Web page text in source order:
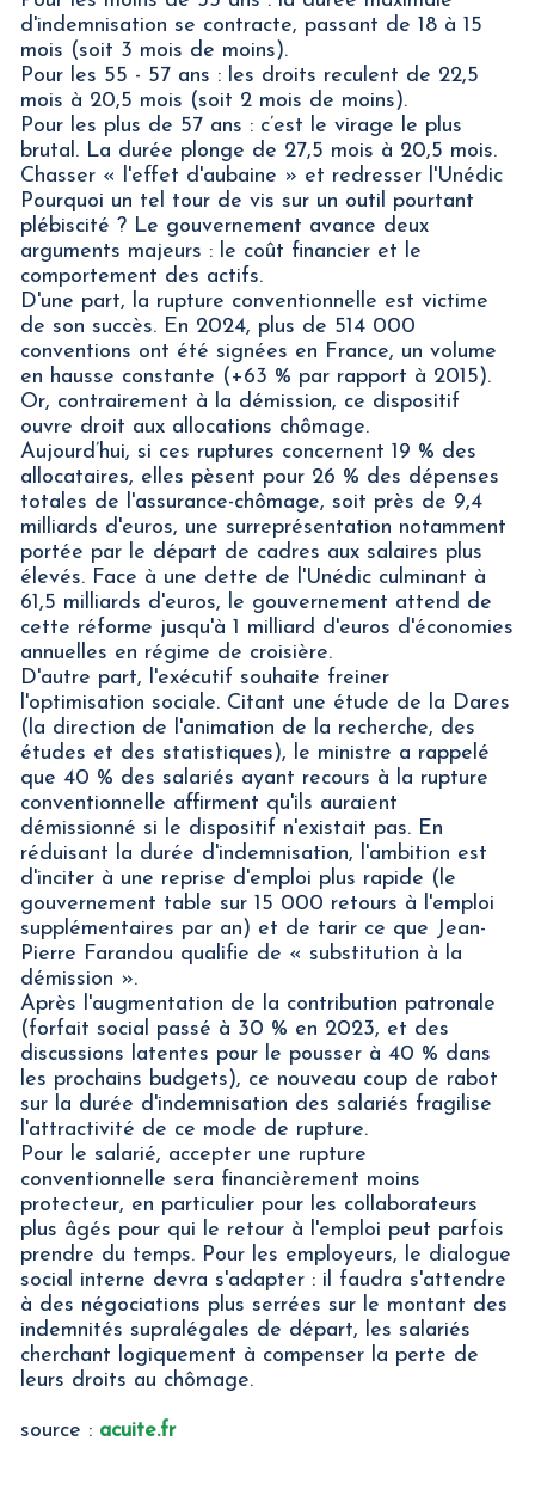
d'indemnisation se contracte, passant de 18 à 15
mois (soit 3 mois de moins).
Pour les 55 - 57 ans : les droits reculent de 22,5
mois à 20,5 mois (soit 2 mois de moins).
Pour les plus de 57 ans : c’est le virage le plus
brutal. La durée plonge de 27,5 mois à 20,5 mois.
Chasser « l'effet d'aubaine » et redresser l'Unédic
Pourquoi un tel tour de vis sur un outil pourtant
plébiscité ? Le gouvernement avance deux
arguments majeurs : le coût financier et le
comportement des actifs.
D'une part, la rupture conventionnelle est victime
de son succès. En 2024, plus de 514 000
conventions ont été signées en France, un volume
en hausse constante (+63 % par rapport à 2015).
Or, contrairement à la démission, ce dispositif
ouvre droit aux allocations chômage.
Aujourd’hui, si ces ruptures concernent 19 % des
allocataires, elles pèsent pour 26 % des dépenses
totales de l'assurance-chômage, soit près de 9,4
milliards d'euros, une surreprésentation notamment
portée par le départ de cadres aux salaires plus
élevés. Face à une dette de l'Unédic culminant à
61,5 milliards d'euros, le gouvernement attend de
cette réforme jusqu'à 1 milliard d'euros d'économies
annuelles en régime de croisière.
D'autre part, l'exécutif souhaite freiner
l'optimisation sociale. Citant une étude de la Dares
(la direction de l'animation de la recherche, des
études et des statistiques), le ministre a rappelé
que 40 % des salariés ayant recours à la rupture
conventionnelle affirment qu'ils auraient
démissionné si le dispositif n'existait pas. En
réduisant la durée d'indemnisation, l'ambition est
d'inciter à une reprise d'emploi plus rapide (le
gouvernement table sur 15 000 retours à l'emploi
supplémentaires par an) et de tarir ce que Jean-
Pierre Farandou qualifie de « substitution à la
démission ».
Après l'augmentation de la contribution patronale
(forfait social passé à 30 % en 2023, et des
discussions latentes pour le pousser à 40 % dans
les prochains budgets), ce nouveau coup de rabot
sur la durée d'indemnisation des salariés fragilise
l'attractivité de ce mode de rupture.
Pour le salarié, accepter une rupture
conventionnelle sera financièrement moins
protecteur, en particulier pour les collaborateurs
plus âgés pour qui le retour à l'emploi peut parfois
prendre du temps. Pour les employeurs, le dialogue
social interne devra s'adapter : il faudra s'attendre
à des négociations plus serrées sur le montant des
indemnités supralégales de départ, les salariés
cherchant logiquement à compenser la perte de
leurs droits au chômage.
source : acuite.fr